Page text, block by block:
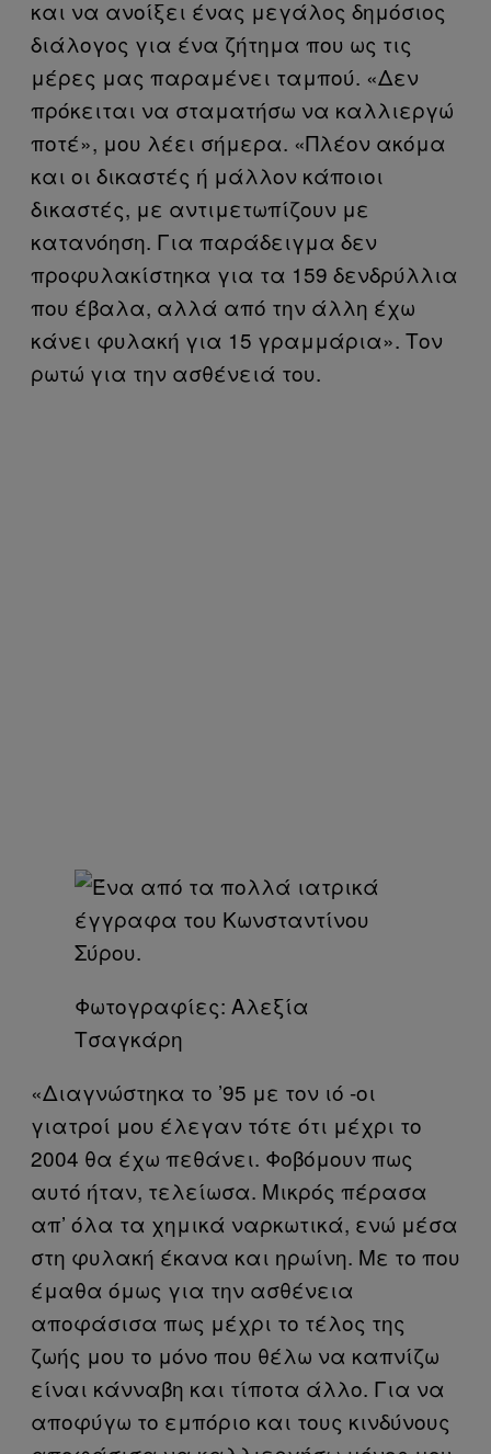
και να ανοίξει ένας μεγάλος δημόσιος
διάλογος για ένα ζήτημα που ως τις
μέρες μας παραμένει ταμπού. «Δεν
πρόκειται να σταματήσω να καλλιεργώ
ποτέ», μου λέει σήμερα. «Πλέον ακόμα
και οι δικαστές ή μάλλον κάποιοι
δικαστές, με αντιμετωπίζουν με
κατανόηση. Για παράδειγμα δεν
προφυλακίστηκα για τα 159 δενδρύλλια
που έβαλα, αλλά από την άλλη έχω
κάνει φυλακή για 15 γραμμάρια». Τον
ρωτώ για την ασθένειά του.
Φωτογραφίες: Αλεξία
Τσαγκάρη
«Διαγνώστηκα το ’95 με τον ιό -οι
γιατροί μου έλεγαν τότε ότι μέχρι το
2004 θα έχω πεθάνει. Φοβόμουν πως
αυτό ήταν, τελείωσα. Μικρός πέρασα
απ’ όλα τα χημικά ναρκωτικά, ενώ μέσα
στη φυλακή έκανα και ηρωίνη. Με το που
έμαθα όμως για την ασθένεια
αποφάσισα πως μέχρι το τέλος της
ζωής μου το μόνο που θέλω να καπνίζω
είναι κάνναβη και τίποτα άλλο. Για να
αποφύγω το εμπόριο και τους κινδύνους